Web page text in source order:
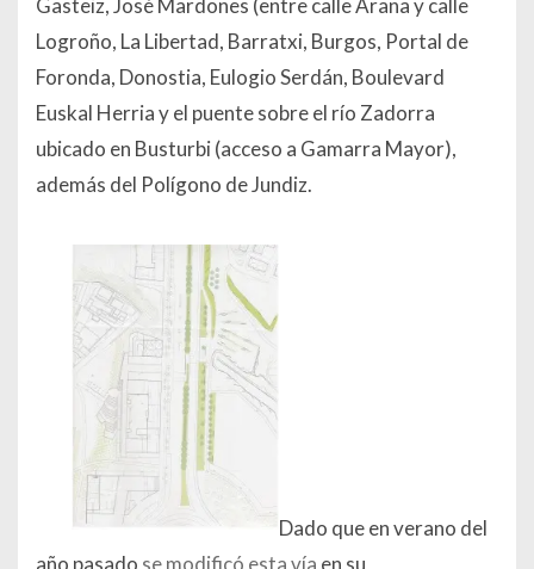
Logroño, La Libertad, Barratxi, Burgos, Portal de
Foronda, Donostia, Eulogio Serdán, Boulevard
Euskal Herria y el puente sobre el río Zadorra
ubicado en Busturbi (acceso a Gamarra Mayor),
además del Polígono de Jundiz.
Dado que en verano del
año pasado se modificó esta vía en su